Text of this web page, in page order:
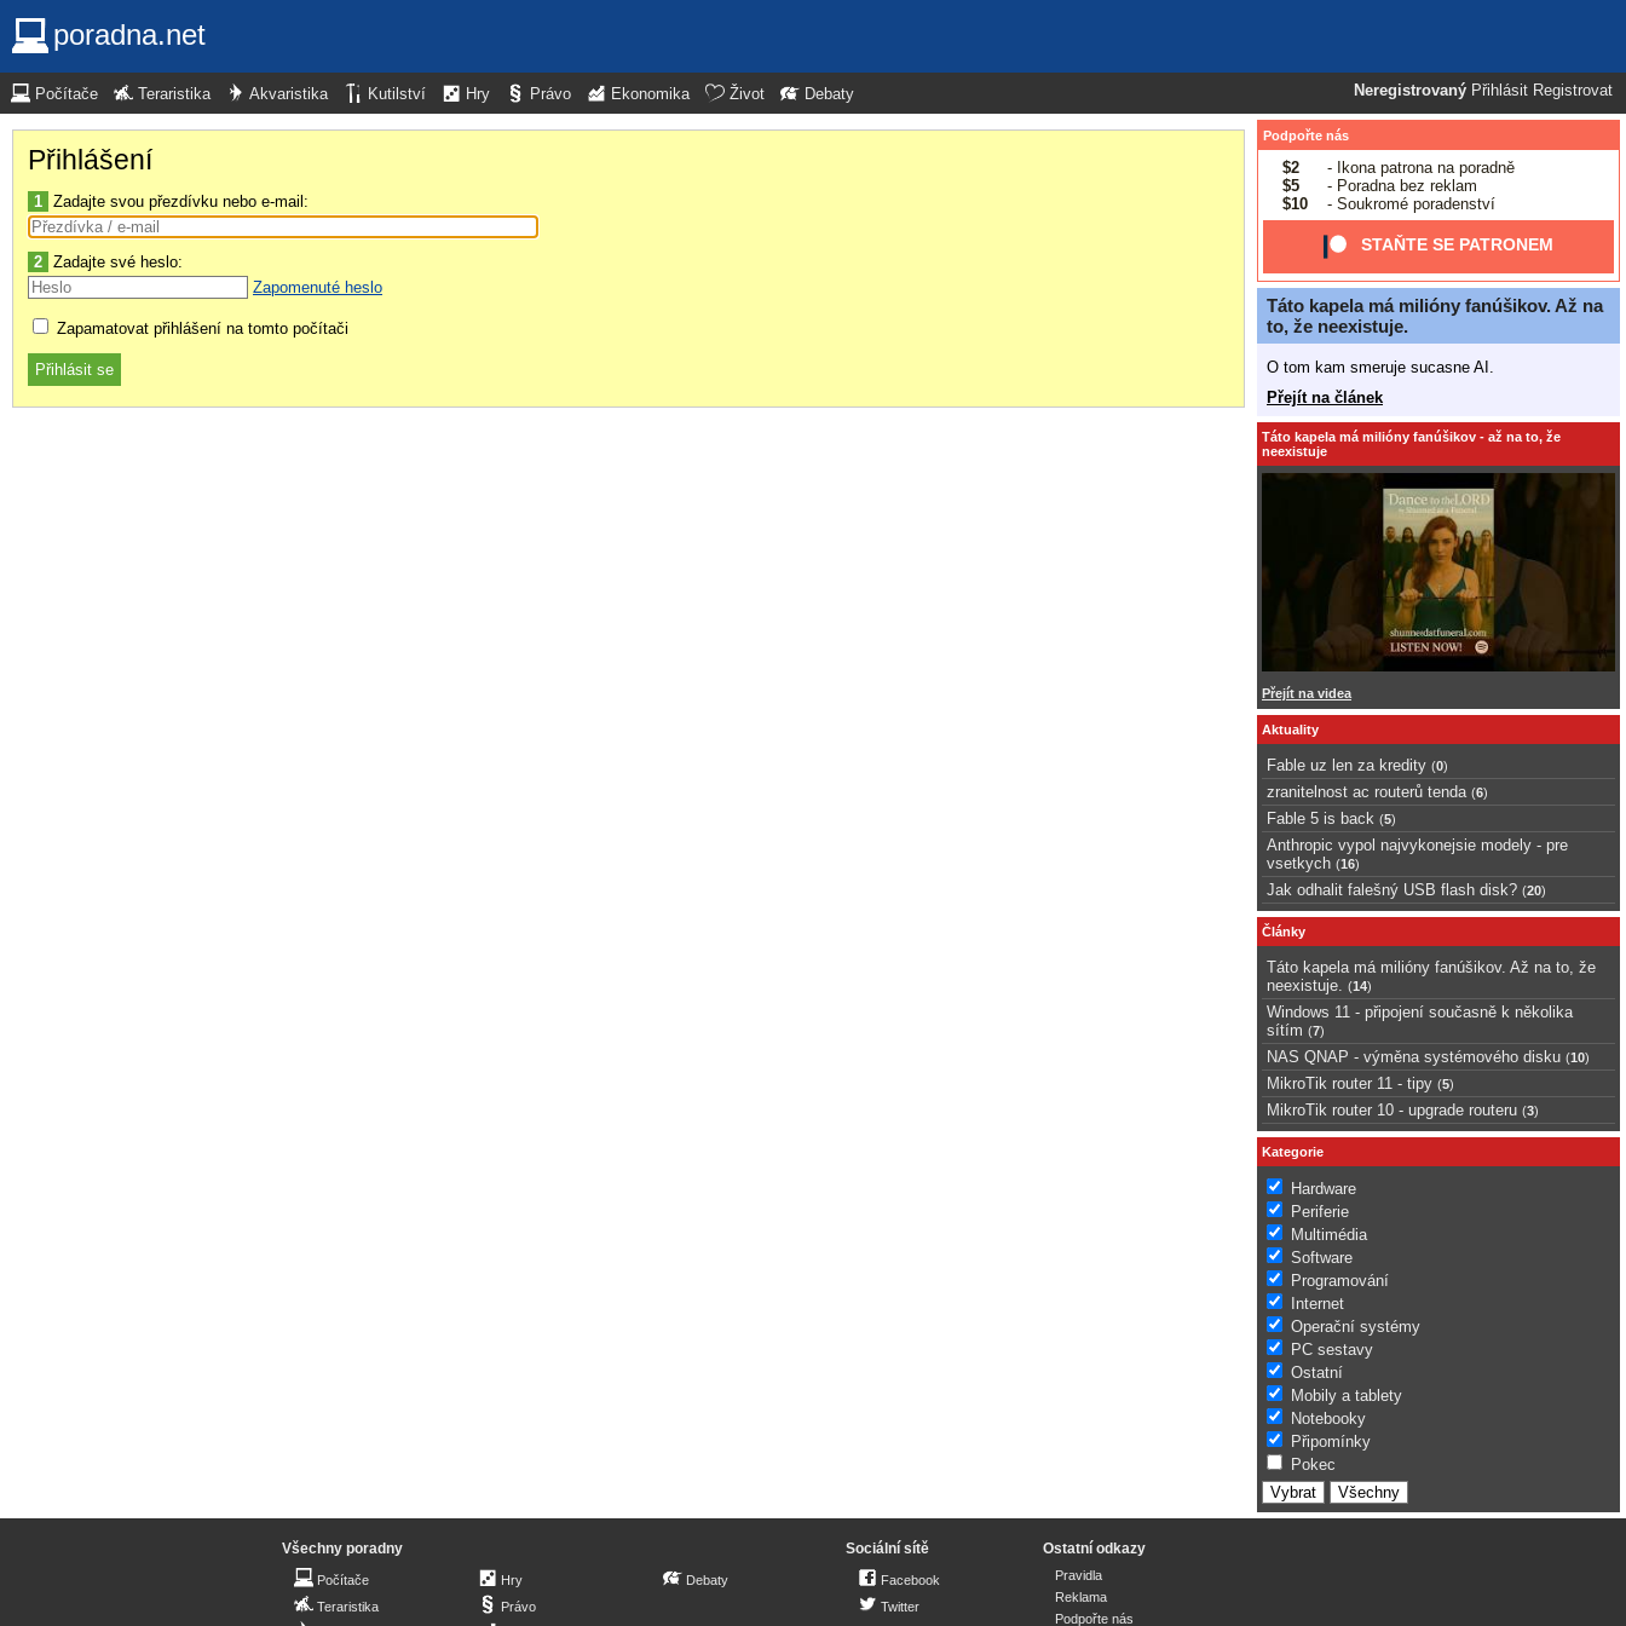
poradna.net
Neregistrovaný Přihlásit Registrovat
Počítače Teraristika Akvaristika Kutilství Hry Právo Ekonomika Život Debaty
Přihlášení
1 Zadajte svou přezdívku nebo e-mail:
2 Zadajte své heslo:
Zapomenuté heslo
Zapamatovat přihlášení na tomto počítači
Podpořte nás
$2
- Ikona patrona na poradně
$5
- Poradna bez reklam
$10
- Soukromé poradenství
STAŇTE SE PATRONEM
Táto kapela má milióny fanúšikov. Až na
to, že neexistuje.
O tom kam smeruje sucasne AI.
Přejít na článek
Táto kapela má milióny fanúšikov - až na to, že
neexistuje
Přejít na videa
Aktuality
Fable uz len za kredity (0)
zranitelnost ac routerů tenda (6)
Fable 5 is back (5)
Anthropic vypol najvykonejsie modely - pre
vsetkych (16)
Jak odhalit falešný USB flash disk? (20)
Články
Táto kapela má milióny fanúšikov. Až na to, že
neexistuje.
(14)
Windows 11 - připojení současně k několika
sítím (7)
NAS QNAP - výměna systémového disku (10)
MikroTik router 11 - tipy (5)
MikroTik router 10 - upgrade routeru (3)
Kategorie
Hardware
Periferie
Multimédia
Software
Programování
Internet
Operační systémy
PC sestavy
Ostatní
Mobily a tablety
Notebooky
Připomínky
Pokec
Všechny poradny
Počítače
Teraristika
Hry
Právo
Debaty
Sociální sítě
Facebook
Twitter
Ostatní odkazy
Pravidla
Reklama
Podpořte nás